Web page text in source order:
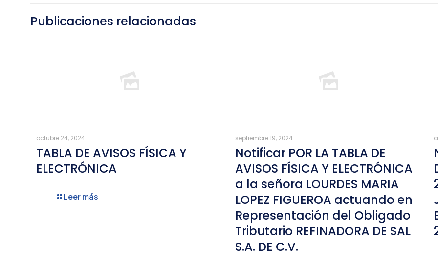
Publicaciones relacionadas
octubre 24, 2024
TABLA DE AVISOS FÍSICA Y
ELECTRÓNICA
Leer más
septiembre 19, 2024
Notificar POR LA TABLA DE
AVISOS FÍSICA Y ELECTRÓNICA
a la señora LOURDES MARIA
LOPEZ FIGUEROA actuando en
Representación del Obligado
Tributario REFINADORA DE SAL
S.A. DE C.V.